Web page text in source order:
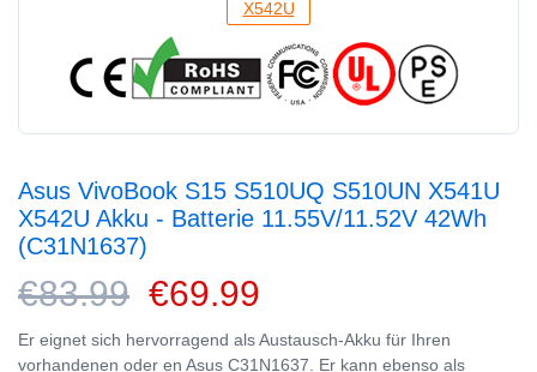
Asus VivoBook S15 S510UQ S510UN X541U
X542U Akku - Batterie 11.55V/11.52V 42Wh
(C31N1637)
€83.99 €69.99
Er eignet sich hervorragend als Austausch-Akku für Ihren
vorhandenen oder en Asus C31N1637. Er kann ebenso als